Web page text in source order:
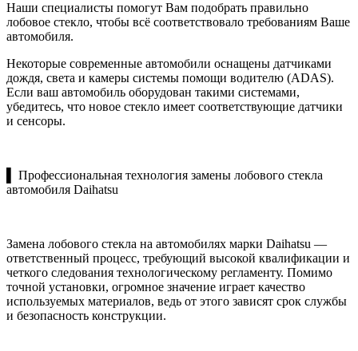
Наши специалисты помогут Вам подобрать правильно
лобовое стекло, чтобы всё соответствовало требованиям Ваше
автомобиля.
Некоторые современные автомобили оснащены датчиками
дождя, света и камеры системы помощи водителю (ADAS).
Если ваш автомобиль оборудован такими системами,
убедитесь, что новое стекло имеет соответствующие датчики
и сенсоры.
▌ Профессиональная технология замены лобового стекла
автомобиля Daihatsu
Замена лобового стекла на автомобилях марки Daihatsu —
ответственный процесс, требующий высокой квалификации и
четкого следования технологическому регламенту. Помимо
точной установки, огромное значение играет качество
используемых материалов, ведь от этого зависят срок службы
и безопасность конструкции.